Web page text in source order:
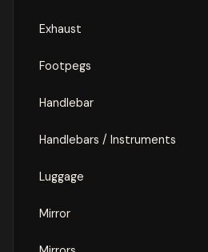
Exhaust
Footpegs
Handlebar
Handlebars / Instruments
Luggage
Mirror